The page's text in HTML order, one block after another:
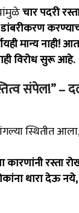
चार पदरी
मान्य नाही!
विरोध सुरू आहे.
संपेल!” –
स्थितीत
कारणांनी रस्ता
थारा देऊ